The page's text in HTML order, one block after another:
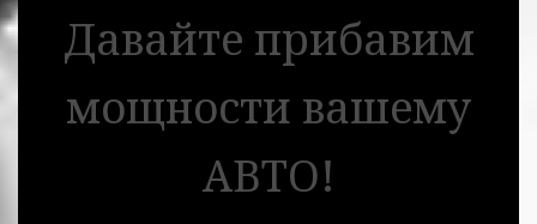
Давайте прибавим
мощности вашему
АВТО!